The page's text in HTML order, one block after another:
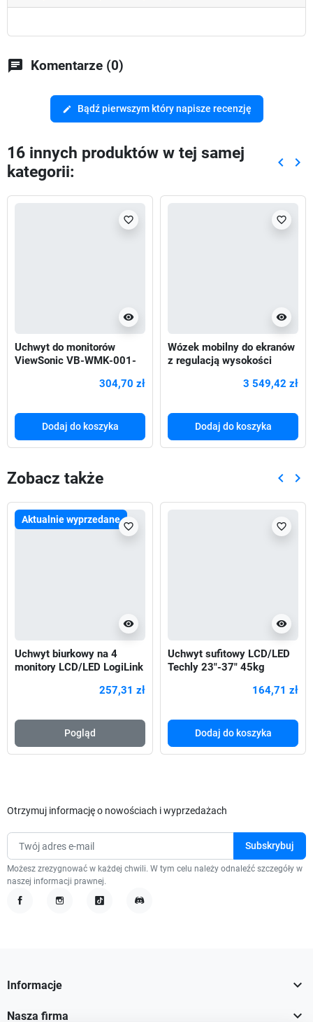
chat Komentarze (0)
edit Bądź pierwszym który napisze recenzję
16 innych produktów w tej samej
kategorii:
keyboard_arrow_left keyboard_arrow_right
visibility
favorite_border
Uchwyt do monitorów
ViewSonic VB-WMK-001-
304,70 zł
Dodaj do koszyka
visibility
favorite_border
Wózek mobilny do ekranów
z regulacją wysokości
3 549,42 zł
Dodaj do koszyka
Zobacz także keyboard_arrow_left keyboard_arrow_right
Aktualnie wyprzedane
visibility
favorite_border
Uchwyt biurkowy na 4
monitory LCD/LED LogiLink
257,31 zł
Pogląd
visibility
favorite_border
Uchwyt sufitowy LCD/LED
Techly 23"-37" 45kg
164,71 zł
Dodaj do koszyka
Otrzymuj informację o nowościach i wyprzedażach
Możesz zrezygnować w każdej chwili. W tym celu należy odnaleźć szczegóły w
naszej informacji prawnej.
Informacje 
Nasza firma 